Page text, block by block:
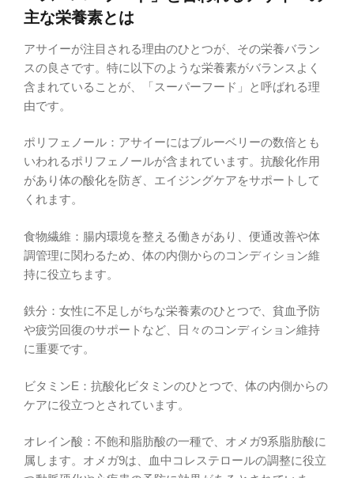
主な栄養素とは
アサイーが注目される理由のひとつが、その栄養バラン
スの良さです。特に以下のような栄養素がバランスよく
含まれていることが、「スーパーフード」と呼ばれる理
由です。
ポリフェノール：アサイーにはブルーベリーの数倍とも
いわれるポリフェノールが含まれています。抗酸化作用
があり体の酸化を防ぎ、エイジングケアをサポートして
くれます。
食物繊維：腸内環境を整える働きがあり、便通改善や体
調管理に関わるため、体の内側からのコンディション維
持に役立ちます。
鉄分：女性に不足しがちな栄養素のひとつで、貧血予防
や疲労回復のサポートなど、日々のコンディション維持
に重要です。
ビタミンE：抗酸化ビタミンのひとつで、体の内側からの
ケアに役立つとされています。
オレイン酸：不飽和脂肪酸の一種で、オメガ9系脂肪酸に
属します。オメガ9は、血中コレステロールの調整に役立